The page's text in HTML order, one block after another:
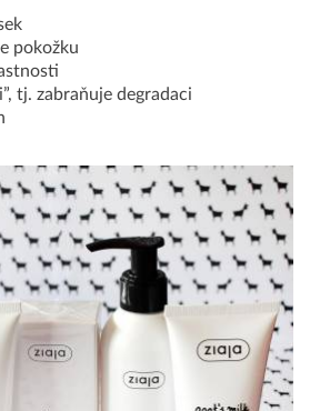
pokožku
tj. zabraňuje degradaci